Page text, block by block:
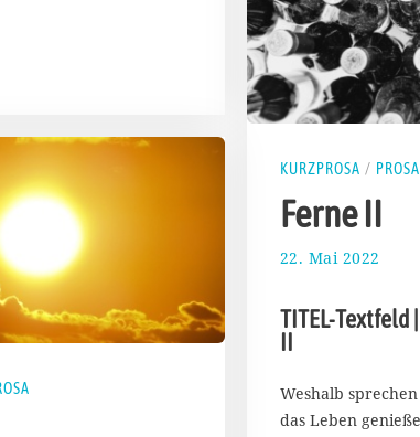
KURZPROSA / PROSA
Ferne II
22. Mai 2022
M
2
TITEL-Textfeld
II
Weshalb
das Leben